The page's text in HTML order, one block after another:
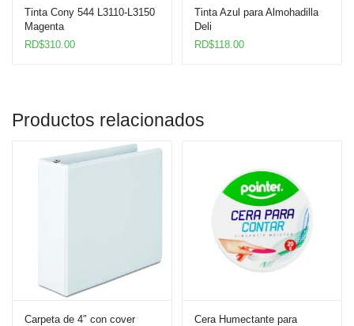
Tinta Cony 544 L3110-L3150
Magenta
RD$310.00
Tinta Azul para Almohadilla
Deli
RD$118.00
Productos relacionados
Carpeta de 4″ con cover
Cera Humectante para